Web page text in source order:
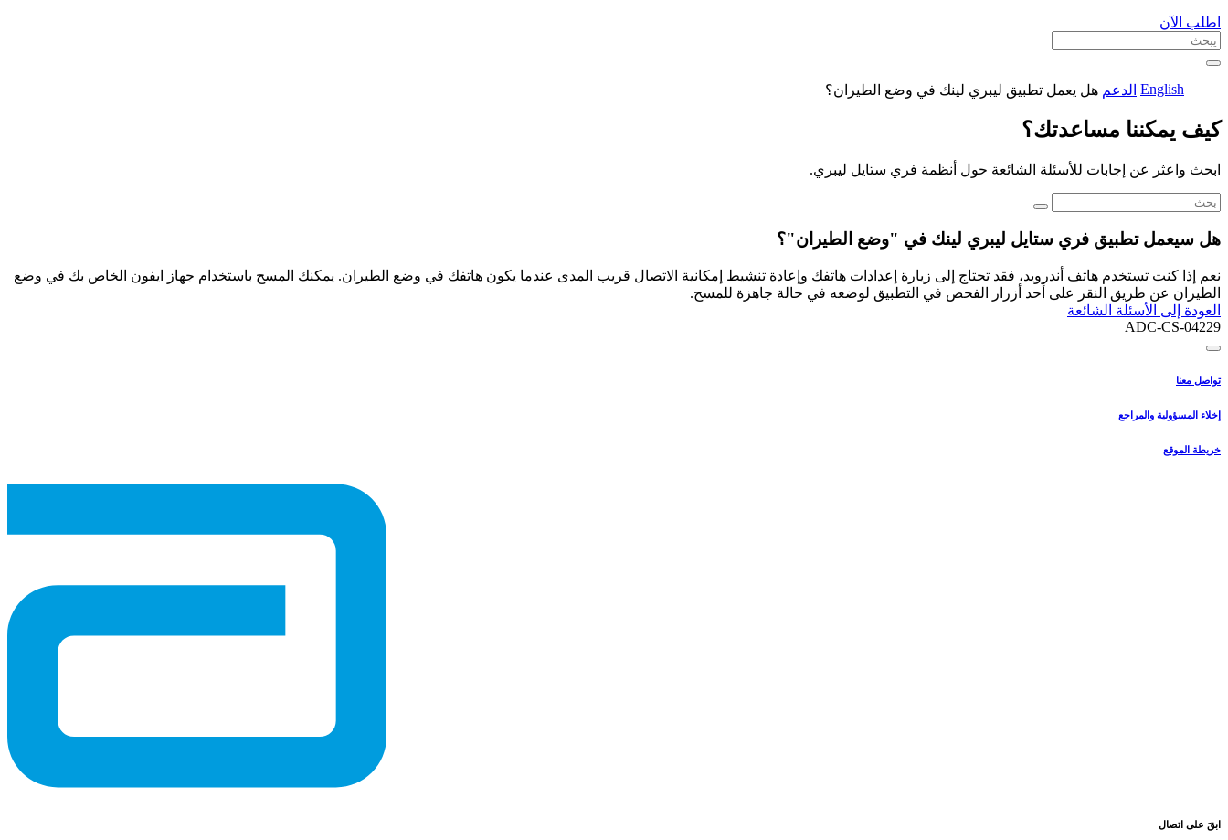
اطلب الآن
English الدعم هل يعمل تطبيق ليبري لينك في وضع الطيران؟
كيف يمكننا مساعدتك؟
ابحث واعثر عن إجابات للأسئلة الشائعة حول أنظمة فري ستايل ليبري.
هل سيعمل تطبيق فري ستايل ليبري لينك في "وضع الطيران"؟
نعم إذا كنت تستخدم هاتف أندرويد، فقد تحتاج إلى زيارة إعدادات هاتفك وإعادة تنشيط إمكانية الاتصال قريب المدى عندما يكون هاتفك في وضع الطيران. يمكنك المسح باستخدام جهاز ايفون الخاص بك في وضع
الطيران عن طريق النقر على أحد أزرار الفحص في التطبيق لوضعه في حالة جاهزة للمسح.
العودة إلى الأسئلة الشائعة
ADC-CS-04229
تواصل معنا
إخلاء المسؤولية والمراجع
خريطة الموقع
ابقَ على اتصال